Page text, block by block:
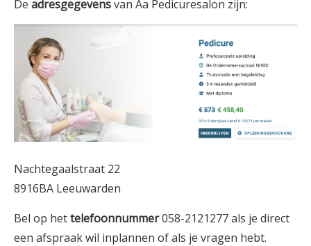
De adresgegevensvan Aa Pedicuresalon zijn:
Nachtegaalstraat 22
8916BA Leeuwarden
Bel op hettelefoonnummer058-2121277 als je direct
een afspraak wil inplannen of als je vragen hebt.